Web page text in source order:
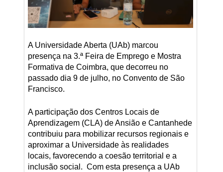
A Universidade Aberta (UAb) marcou
presença na 3.ª Feira de Emprego e Mostra
Formativa de Coimbra, que decorreu no
passado dia 9 de julho, no Convento de São
Francisco.
A participação dos Centros Locais de
Aprendizagem (CLA) de Ansião e Cantanhede
contribuiu para mobilizar recursos regionais e
aproximar a Universidade às realidades
locais, favorecendo a coesão territorial e a
inclusão social. Com esta presença a UAb